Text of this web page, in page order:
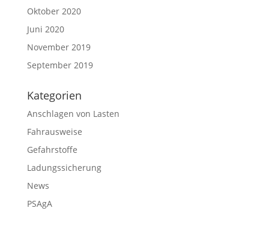
Oktober 2020
Juni 2020
November 2019
September 2019
Kategorien
Anschlagen von Lasten
Fahrausweise
Gefahrstoffe
Ladungssicherung
News
PSAgA